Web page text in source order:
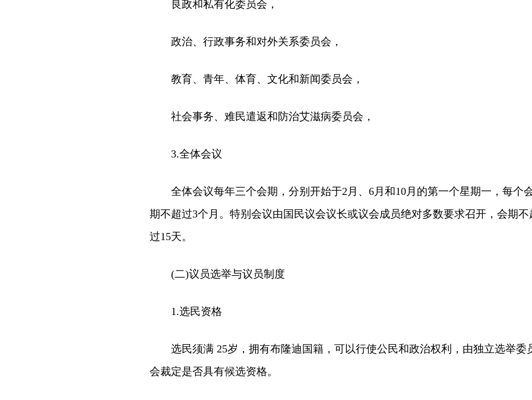
良政和私有化委员会，
政治、行政事务和对外关系委员会，
教育、青年、体育、文化和新闻委员会，
社会事务、难民遣返和防治艾滋病委员会，
3.全体会议
全体会议每年三个会期，分别开始于2月、6月和10月的第一个星期一，每个
期不超过3个月。特别会议由国民议会议长或议会成员绝对多数要求召开，会期不
过15天。
(二)议员选举与议员制度
1.选民资格
选民须满 25岁，拥有布隆迪国籍，可以行使公民和政治权利，由独立选举委
会裁定是否具有候选资格。